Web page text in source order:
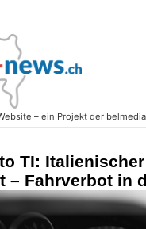
TI:
– Fahrverbot in